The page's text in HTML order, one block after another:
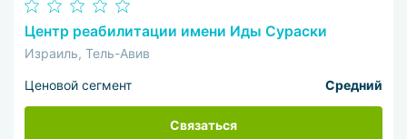
Центр реабилитации имени Иды Сураски
Израиль, Тель-Авив
Ценовой сегмент Средний
Связаться